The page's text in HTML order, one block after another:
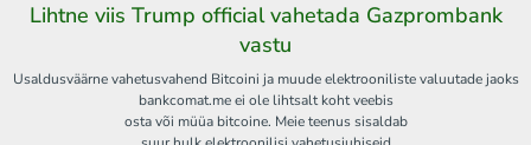
Lihtne viis Trump official vahetada Gazprombank
vastu
Usaldusväärne vahetusvahend Bitcoini ja muude elektrooniliste valuutade jaoks
bankcomat.me ei ole lihtsalt koht veebis
osta või müüa bitcoine. Meie teenus sisaldab